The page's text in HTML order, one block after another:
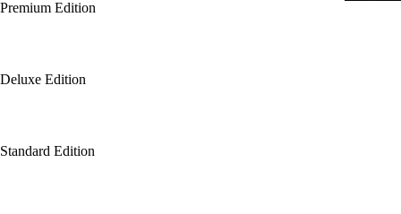
Premium Edition
Deluxe Edition
Standard Edition